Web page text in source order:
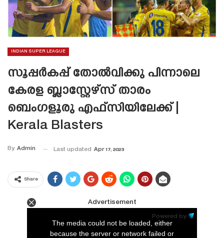
INDIAN SUPER LEAGUE
സൂപ്പർകപ്പ് തോൽവിക്കു പിന്നാലെ
കേരള ബ്ലാസ്റ്റേഴ്‌സ് താരം
ബെംഗളൂരു എഫ്‌സിയിലേക്ക് |
Kerala Blasters
By Admin Last updated Apr 17, 2023
Share
Advertisement
Powered by:
The media could not be loaded, either
because the server or network failed or